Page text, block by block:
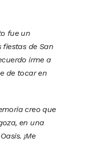
fue un
fiestas de San
irme a
de tocar en
creo que
en una
¡Me